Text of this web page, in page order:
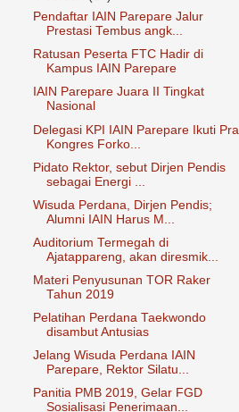
Pendaftar IAIN Parepare Jalur
Prestasi Tembus angk...
Ratusan Peserta FTC Hadir di
Kampus IAIN Parepare
IAIN Parepare Juara II Tingkat
Nasional
Delegasi KPI IAIN Parepare Ikuti Pra
Kongres Forko...
Pidato Rektor, sebut Dirjen Pendis
sebagai Energi ...
Wisuda Perdana, Dirjen Pendis;
Alumni IAIN Harus M...
Auditorium Termegah di
Ajatappareng, akan diresmik...
Materi Penyusunan TOR Raker
Tahun 2019
Pelatihan Perdana Taekwondo
disambut Antusias
Jelang Wisuda Perdana IAIN
Parepare, Rektor Silatu...
Panitia PMB 2019, Gelar FGD
Sosialisasi Penerimaan...